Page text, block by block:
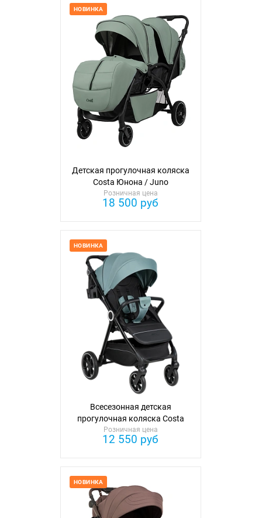
НОВИНКА
Детская прогулочная коляска
Costa Юнона / Juno
Розничная цена
18 500 руб
НОВИНКА
Всесезонная детская
прогулочная коляска Costa
Розничная цена
12 550 руб
НОВИНКА